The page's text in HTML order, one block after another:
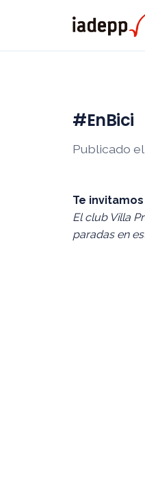
#EnBici
Publicado
Te
El club Villa
paradas en